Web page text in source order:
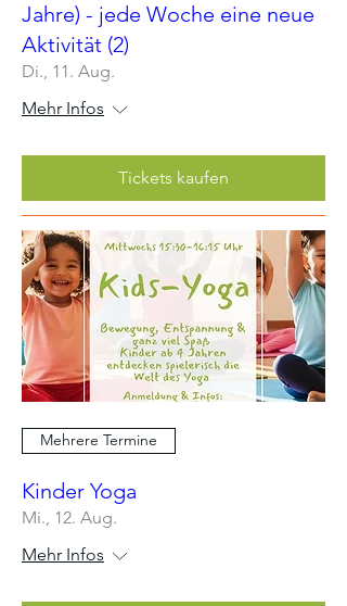
Jahre) - jede Woche eine neue
Aktivität (2)
Di., 11. Aug.
Mehr Infos
Tickets kaufen
Mehrere Termine
Kinder Yoga
Mi., 12. Aug.
Mehr Infos